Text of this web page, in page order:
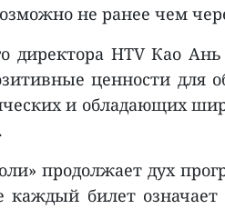
не ранее чем
директора HTV Као
ценности для
и обладающих
продолжает дух
каждый билет